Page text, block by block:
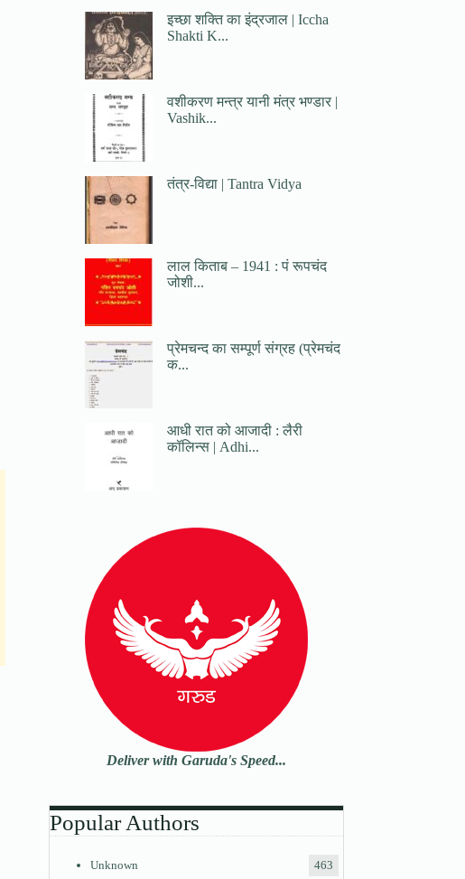
इच्छा शक्ति का इंद्रजाल | Iccha
Shakti K...
वशीकरण मन्त्र यानी मंत्र भण्डार |
Vashik...
तंत्र-विद्या | Tantra Vidya
लाल किताब – 1941 : पं रूपचंद
जोशी...
प्रेमचन्द का सम्पूर्ण संग्रह (प्रेमचंद
क...
आधी रात को आजादी : लैरी
कॉलिन्स | Adhi...
Deliver with Garuda's Speed...
Popular Authors
Unknown 463